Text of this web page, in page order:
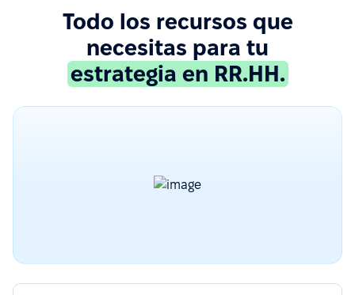
Todo los recursos que
necesitas para tu
estrategia en RR.HH.